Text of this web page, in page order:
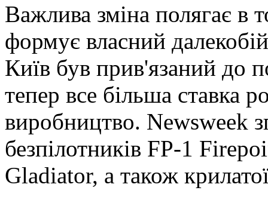
Важлива зміна полягає в
формує власний
Київ був прив'язаний до
тепер все більша ставка
виробництво. Newsweek
безпілотників FP-1
Gladiator, а також